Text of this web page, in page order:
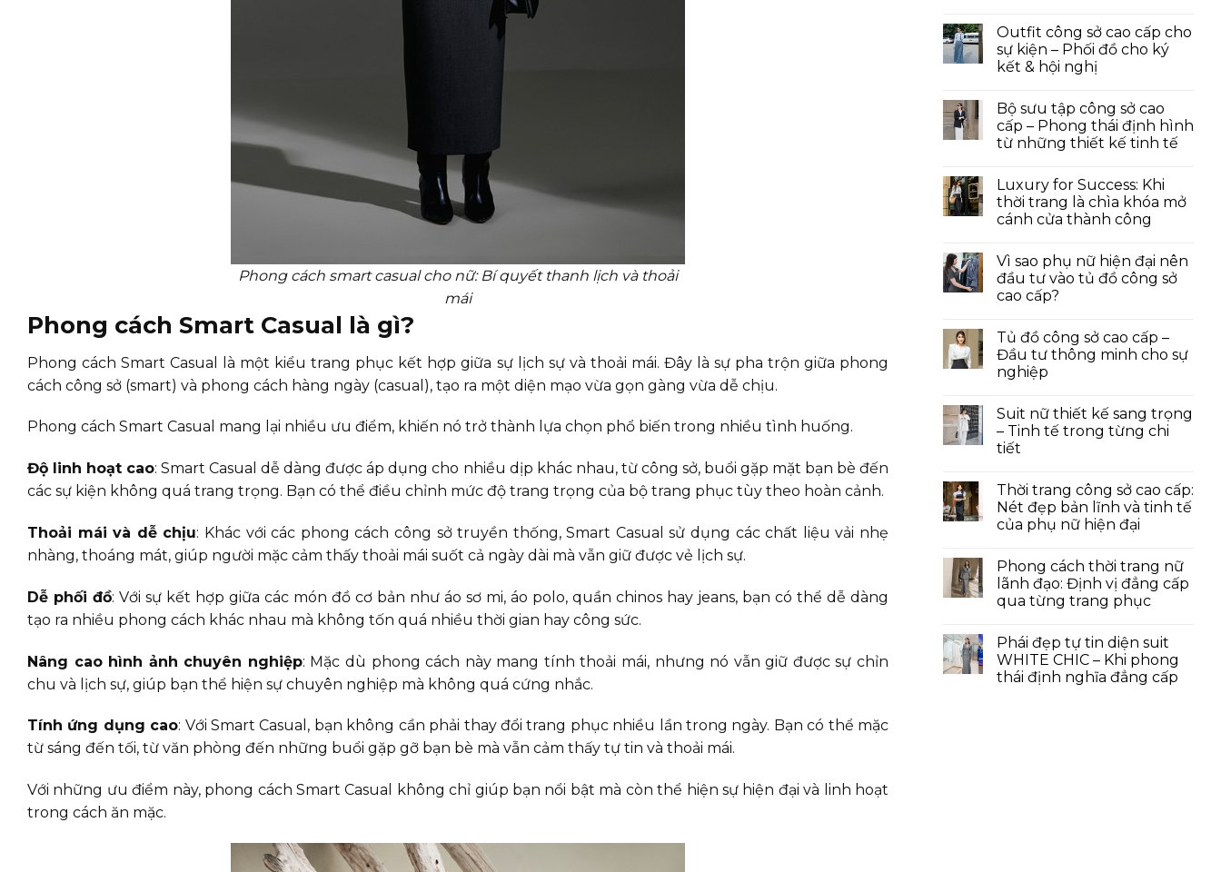
Phong cách smart casual cho nữ: Bí quyết thanh lịch và thoải
mái
Phong cách Smart Casual là gì?
Phong cách Smart Casual là một kiểu trang phục kết hợp giữa sự lịch sự và thoải mái. Đây là sự pha trộn giữa phong
cách công sở (smart) và phong cách hàng ngày (casual), tạo ra một diện mạo vừa gọn gàng vừa dễ chịu.
Phong cách Smart Casual mang lại nhiều ưu điểm, khiến nó trở thành lựa chọn phổ biến trong nhiều tình huống.
Độ linh hoạt cao: Smart Casual dễ dàng được áp dụng cho nhiều dịp khác nhau, từ công sở, buổi gặp mặt bạn bè đến
các sự kiện không quá trang trọng. Bạn có thể điều chỉnh mức độ trang trọng của bộ trang phục tùy theo hoàn cảnh.
Thoải mái và dễ chịu: Khác với các phong cách công sở truyền thống, Smart Casual sử dụng các chất liệu vải nhẹ
nhàng, thoáng mát, giúp người mặc cảm thấy thoải mái suốt cả ngày dài mà vẫn giữ được vẻ lịch sự.
Dễ phối đồ: Với sự kết hợp giữa các món đồ cơ bản như áo sơ mi, áo polo, quần chinos hay jeans, bạn có thể dễ dàng
tạo ra nhiều phong cách khác nhau mà không tốn quá nhiều thời gian hay công sức.
Nâng cao hình ảnh chuyên nghiệp: Mặc dù phong cách này mang tính thoải mái, nhưng nó vẫn giữ được sự chỉn
chu và lịch sự, giúp bạn thể hiện sự chuyên nghiệp mà không quá cứng nhắc.
Tính ứng dụng cao: Với Smart Casual, bạn không cần phải thay đổi trang phục nhiều lần trong ngày. Bạn có thể mặc
từ sáng đến tối, từ văn phòng đến những buổi gặp gỡ bạn bè mà vẫn cảm thấy tự tin và thoải mái.
Với những ưu điểm này, phong cách Smart Casual không chỉ giúp bạn nổi bật mà còn thể hiện sự hiện đại và linh hoạt
trong cách ăn mặc.
Outfit công sở cao cấp cho
sự kiện – Phối đồ cho ký
kết & hội nghị
Bộ sưu tập công sở cao
cấp – Phong thái định hình
từ những thiết kế tinh tế
Luxury for Success: Khi
thời trang là chìa khóa mở
cánh cửa thành công
Vì sao phụ nữ hiện đại nên
đầu tư vào tủ đồ công sở
cao cấp?
Tủ đồ công sở cao cấp –
Đầu tư thông minh cho sự
nghiệp
Suit nữ thiết kế sang trọng
– Tinh tế trong từng chi
tiết
Thời trang công sở cao cấp:
Nét đẹp bản lĩnh và tinh tế
của phụ nữ hiện đại
Phong cách thời trang nữ
lãnh đạo: Định vị đẳng cấp
qua từng trang phục
Phái đẹp tự tin diện suit
WHITE CHIC – Khi phong
thái định nghĩa đẳng cấp